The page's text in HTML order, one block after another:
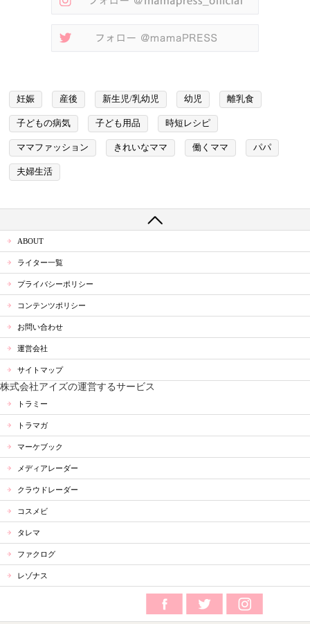
妊娠 産後 新生児/乳幼児 幼児 離乳食
子どもの病気 子ども用品 時短レシピ
ママファッション きれいなママ 働くママ パパ
夫婦生活
ABOUT
ライター一覧
プライバシーポリシー
コンテンツポリシー
お問い合わせ
運営会社
サイトマップ
株式会社アイズの運営するサービス
トラミー
トラマガ
マーケブック
メディアレーダー
クラウドレーダー
コスメビ
タレマ
ファクログ
レゾナス